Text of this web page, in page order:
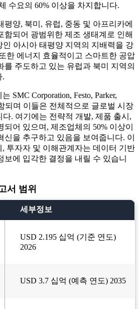
수요의 60% 이상을 차지합니다.
평양, 북미, 유럽, 중동 및 아프리카에
함되어 광범위한 제조 생태계로 인해
인 아시아 태평양 지역의 지배력을 강
한 에너지 효율적이고 스마트한 공압
를 주도하고 있는 유럽과 북미 지역의
.
SMC Corporation, Festo, Parker,
되며 이들은 전체적으로 글로벌 시장
다. 여기에는 전략적 개발, 제품 출시,
어 있으며, 제조업체의 50% 이상이
신을 추구하고 있음을 보여줍니다. 이
투자자 및 이해관계자는 데이터 기반
보에 입각한 결정을 내릴 수 있습니
서 범위
세부정보
USD 2.195 십억 (기준 연도)
2026
USD 3.7 십억 (예측 연도) 2035